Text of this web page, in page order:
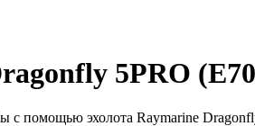
5PRO
помощью эхолота Raymarine